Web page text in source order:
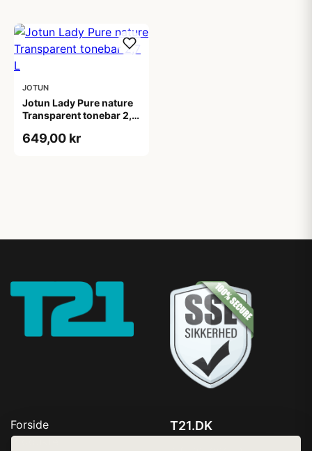
JOTUN
Jotun Lady Pure nature
Transparent tonebar 2,7
649,00 kr
Forside
Produkter
T21.DK